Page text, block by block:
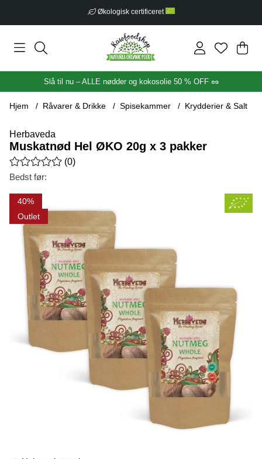
Fri fragt fra 399 kr
.
Slå til nu – ALLE nødder og kokosolie 50 % OFF 🥜
Hjem Råvarer & Drikke Spisekammer Krydderier & Salt
Herbaveda
Muskatnød Hel ØKO 20g x 3 pakker
Gennemsnitlig vurdering 0 ud af 5 Antal vurderinger 0
(0)
Bedst før:
40
Outlet
Produktbilleder Muskatnød Hel ØKO 20g x 3 pakker